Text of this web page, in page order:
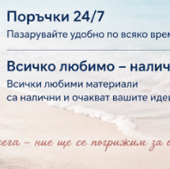
рамки
български
и Завършване
елементи